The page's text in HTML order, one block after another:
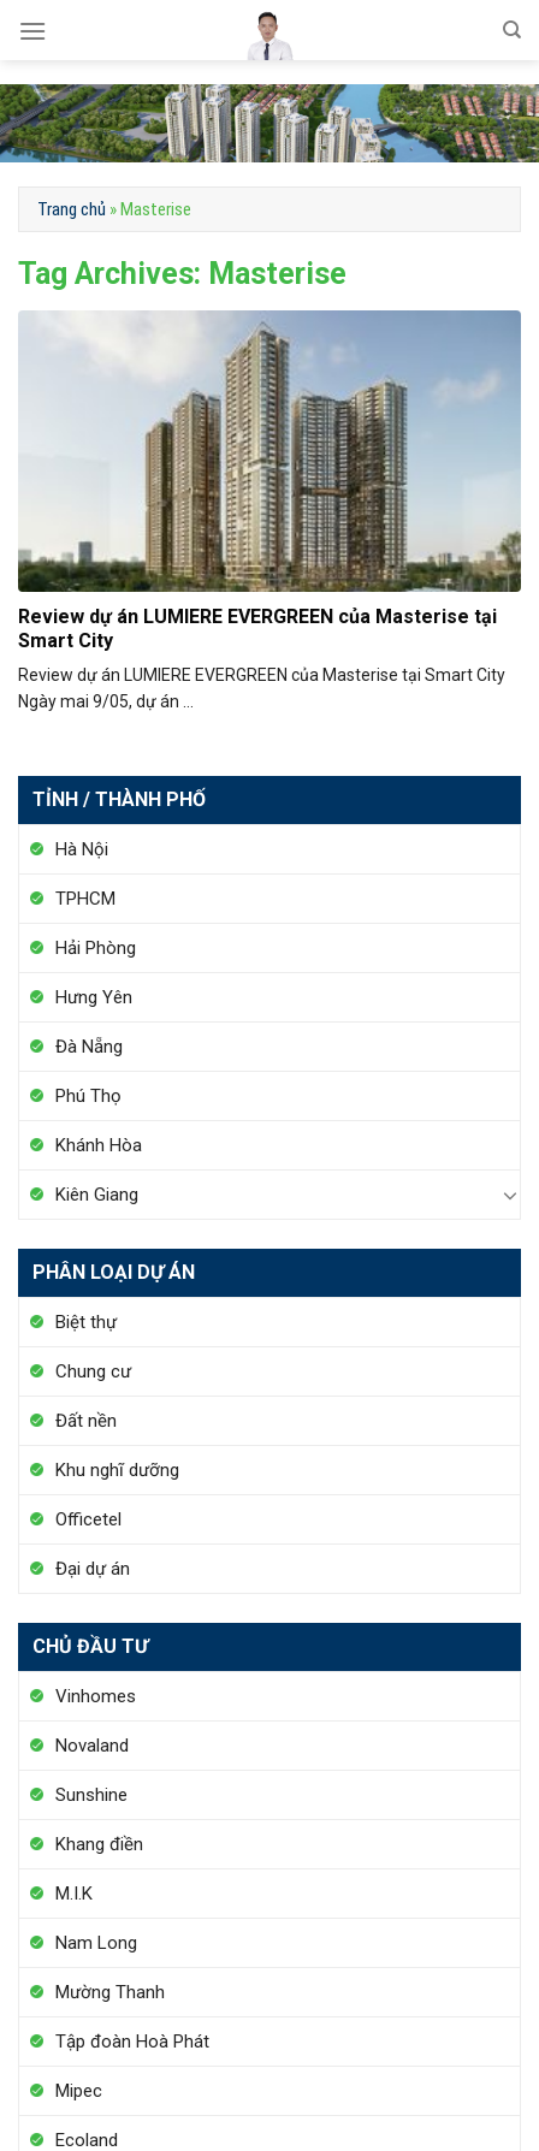
Trang chủ »Masterise
TỈNH / THÀNH PHỐ
Hà Nội
TPHCM
Hải Phòng
Hưng Yên
Đà Nẵng
Phú Thọ
Khánh Hòa
Kiên Giang
PHÂN LOẠI DỰ ÁN
Biệt thự
Chung cư
Đất nền
Khu nghĩ dưỡng
Officetel
Đại dự án
CHỦ ĐẦU TƯ
Vinhomes
Novaland
Sunshine
Khang điền
M.I.K
Nam Long
Mường Thanh
Tập đoàn Hoà Phát
Mipec
Ecoland
Tag Archives: Masterise
Review dự án LUMIERE EVERGREEN của Masterise tại
Smart City
Review dự án LUMIERE EVERGREEN của Masterise tại Smart City
Ngày mai 9/05, dự án ...